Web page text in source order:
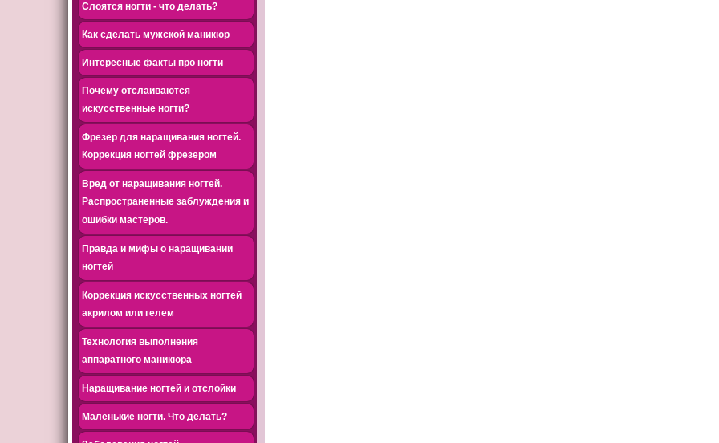
Слоятся ногти - что делать?
Как сделать мужской маникюр
Интересные факты про ногти
Почему отслаиваются
искусственные ногти?
Фрезер для наращивания ногтей.
Коррекция ногтей фрезером
Вред от наращивания ногтей.
Распространенные заблуждения и
ошибки мастеров.
Правда и мифы о наращивании
ногтей
Коррекция искусственных ногтей
акрилом или гелем
Технология выполнения
аппаратного маникюра
Наращивание ногтей и отслойки
Маленькие ногти. Что делать?